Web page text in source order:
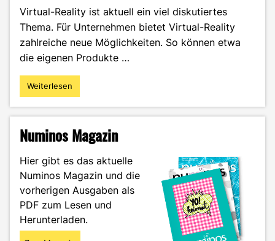
Virtual-Reality ist aktuell ein viel diskutiertes
Thema. Für Unternehmen bietet Virtual-Reality
zahlreiche neue Möglichkeiten. So können etwa
die eigenen Produkte …
"Virtual-
Reality
Arbeitspapier
Fakultät
M
+
I"
Weiterlesen
Numinos Magazin
Hier gibt es das aktuelle
Numinos Magazin und die
vorherigen Ausgaben als
PDF zum Lesen und
Herunterladen.